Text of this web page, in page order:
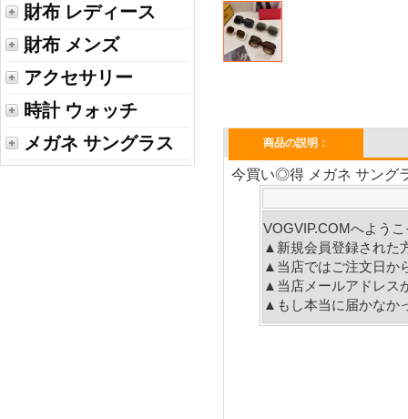
財布 レディース
財布 メンズ
アクセサリー
時計 ウォッチ
メガネ サングラス
商品の説明：
今買い◎得 メガネ サング
VOGVIP.COMへよう
▲新規会員登録された
▲当店ではご注文日か
▲当店メールアドレス
▲もし本当に届かなか